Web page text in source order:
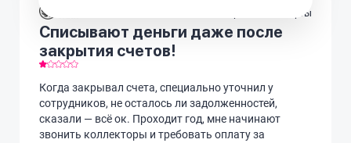
Списывают деньги даже после
закрытия счетов!
Кредитные карты
Когда закрывал счета, специально уточнил у
сотрудников, не осталось ли задолженностей,
сказали — всё ок. Проходит год, мне начинают
звонить коллекторы и требовать оплату за